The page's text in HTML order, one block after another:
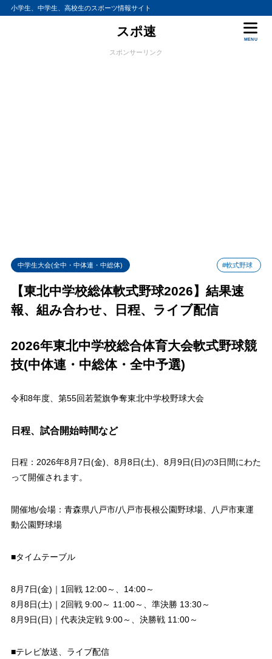
小学生、中学生、高校生のスポーツ情報サイト
スポ速
MENU
スポンサーリンク
中学生大会(全中・中体連・中総体) #軟式野球
【東北中学校総体軟式野球2026】結果速
報、組み合わせ、日程、ライブ配信
2026年東北中学校総合体育大会軟式野球競
技(中体連・中総体・全中予選)
令和8年度、第55回若鷲旗争奪東北中学校野球大会
日程、試合開始時間など
日程：2026年8月7日(金)、8月8日(土)、8月9日(日)の3日間にわた
って開催されます。
開催地/会場：青森県八戸市/八戸市長根公園野球場、八戸市東運
動公園野球場
■タイムテーブル
8月7日(金)｜1回戦 12:00～、14:00～
8月8日(土)｜2回戦 9:00～ 11:00～、準決勝 13:30～
8月9日(日)｜代表決定戦 9:00～、決勝戦 11:00～
■テレビ放送、ライブ配信